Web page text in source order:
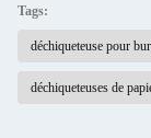
Tags:
déchiqueteuse pour
déchiqueteuses de